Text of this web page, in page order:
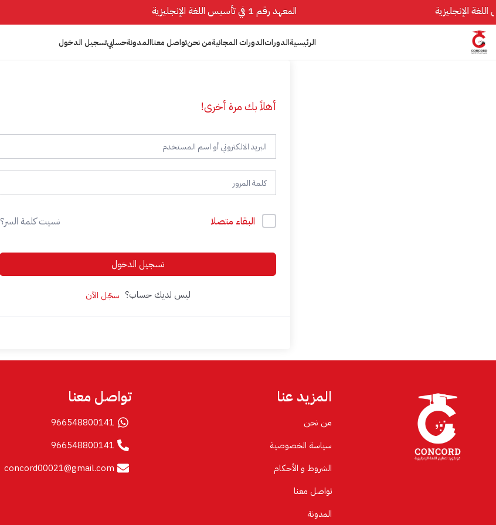
المعهد رقم 1 في تأسيس اللغة الإنجليزية
الرئيسيةالدوراتالدورات المجانيةمن نحنتواصل معناالمدونةحسابيتسجيل الدخول
أهلاً بك مرة أخرى!
البقاء متصلا نسيت كلمة السر؟
تسجيل الدخول
ليس لديك حساب؟ سجّل الآن
المزيد عنا
من نحن
سياسة الخصوصية
الشروط و الأحكام
تواصل معنا
المدونة
تواصل معنا
966548800141
966548800141
concord00021@gmail.com